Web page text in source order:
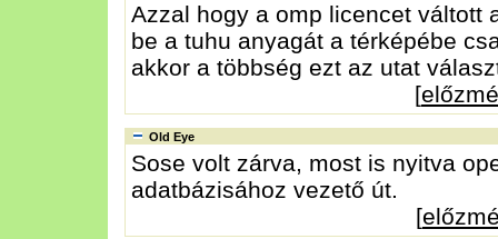
Azzal hogy a omp licencet váltott
be a tuhu anyagát a térképébe
akkor a többség ezt az utat
[
Old Eye
Sose volt zárva, most is nyitva
adatbázisához vezető út.
[